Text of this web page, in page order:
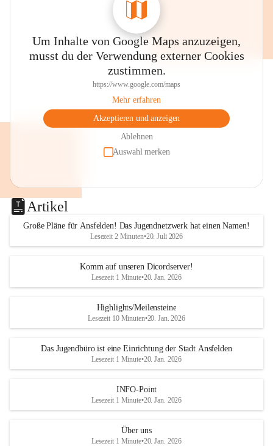
Um Inhalte von Google Maps anzuzeigen,
musst du der Verwendung externer Cookies
zustimmen.
https://www.google.com/maps
Mehr erfahren
Akzeptieren und anzeigen
Ablehnen
Auswahl merken
Artikel
Große Pläne für Ansfelden! Das Jugendnetzwerk hat einen Namen!
Lesezeit 2 Minuten•20. Juli 2026
Komm auf unseren Dicordserver!
Lesezeit 1 Minute•20. Jan. 2026
Highlights/Meilensteine
Lesezeit 10 Minuten•20. Jan. 2026
Das Jugendbüro ist eine Einrichtung der Stadt Ansfelden
Lesezeit 1 Minute•20. Jan. 2026
INFO-Point
Lesezeit 1 Minute•20. Jan. 2026
Über uns
Lesezeit 1 Minute•20. Jan. 2026